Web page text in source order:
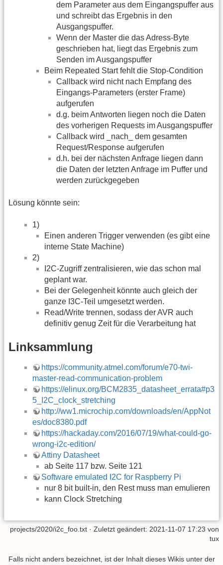
dem Parameter aus dem Eingangspuffer aus
und schreibt das Ergebnis in den
Ausgangspuffer.
Wenn der Master die das Adress-Byte
geschrieben hat, liegt das Ergebnis zum
Senden im Ausgangspuffer
Beim Repeated Start fehlt die Stop-Condition
Callback wird nicht nach Empfang des
Eingangs-Parameters (erster Frame)
aufgerufen
d.g. beim Antworten liegen noch die Daten
des vorherigen Requests im Ausgangspuffer
Callback wird _nach_ dem gesamten
Request/Response aufgerufen
d.h. bei der nächsten Anfrage liegen dann
die Daten der letzten Anfrage im Puffer und
werden zurückgegeben
Lösung könnte sein:
1)
Einen anderen Trigger verwenden (es gibt eine
interne State Machine)
2)
I2C-Zugriff zentralisieren, wie das schon mal
geplant war.
Bei der Gelegenheit könnte auch gleich der
ganze I3C-Teil umgesetzt werden.
Read/Write trennen, sodass der AVR auch
definitiv genug Zeit für die Verarbeitung hat
Linksammlung
https://community.atmel.com/forum/e70-twi-
master-read-communication-problem
https://elinux.org/BCM2835_datasheet_errata#p3
5_I2C_clock_stretching
http://ww1.microchip.com/downloads/en/AppNot
es/doc8380.pdf
https://hackaday.com/2016/07/19/what-could-go-
wrong-i2c-edition/
Attiny Datasheet
ab Seite 117 bzw. Seite 121
Software emulated I2C for Raspberry Pi
nur 8 bit built-in, den Rest muss man emulieren
kann Clock Stretching
projects/2020/i2c_foo.txt · Zuletzt geändert: 2021-11-07 17:23 von
tux
Falls nicht anders bezeichnet, ist der Inhalt dieses Wikis unter der